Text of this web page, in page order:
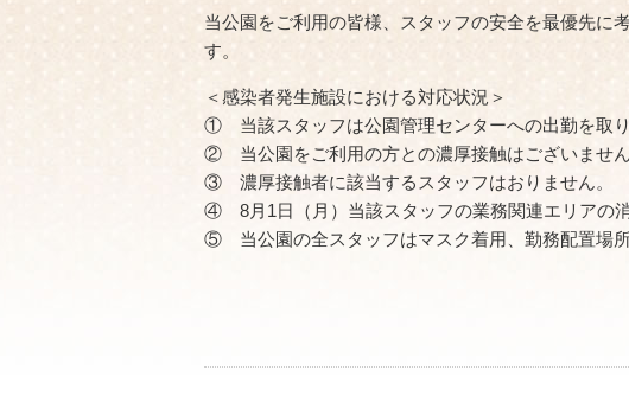
当公園をご利用の皆様、スタッフの安全を最優先に
す。
＜感染者発生施設における対応状況＞
① 当該スタッフは公園管理センターへの出勤を取り
② 当公園をご利用の方との濃厚接触はございません
③ 濃厚接触者に該当するスタッフはおりません。
④ 8月1日（月）当該スタッフの業務関連エリアの消
⑤ 当公園の全スタッフはマスク着用、勤務配置場